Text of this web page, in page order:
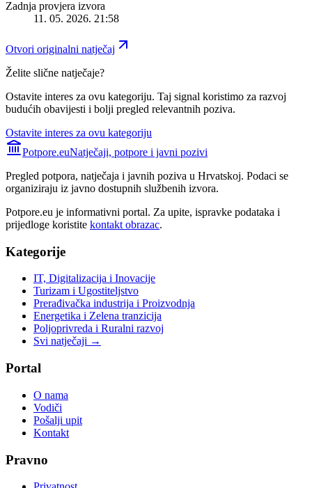
Zadnja provjera izvora
11. 05. 2026. 21:58
Otvori originalni natječaj
Želite slične natječaje?
Ostavite interes za ovu kategoriju. Taj signal koristimo za razvoj
budućih obavijesti i bolji pregled relevantnih poziva.
Ostavite interes za ovu kategoriju
Potpore.euNatječaji, potpore i javni pozivi
Pregled potpora, natječaja i javnih poziva u Hrvatskoj. Podaci se
organiziraju iz javno dostupnih službenih izvora.
Potpore.eu je informativni portal. Za upite, ispravke podataka i
prijedloge koristite kontakt obrazac.
Kategorije
IT, Digitalizacija i Inovacije
Turizam i Ugostiteljstvo
Prerađivačka industrija i Proizvodnja
Energetika i Zelena tranzicija
Poljoprivreda i Ruralni razvoj
Svi natječaji →
Portal
O nama
Vodiči
Pošalji upit
Kontakt
Pravno